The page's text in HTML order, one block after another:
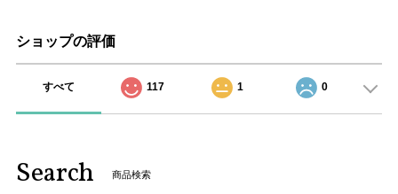
ショップの評価
すべて 117 1 0
Search 商品検索